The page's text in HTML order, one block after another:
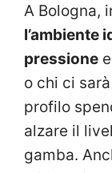
A Bologna,
l’ambiente
pressione
o chi ci
profilo
alzare il
gamba.